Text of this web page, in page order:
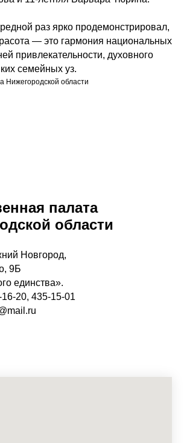
раз ярко продемонстрировал,
— это гармония национальных
привлекательности, духовного
семейных уз.
Нижегородской области
палата
области
Новгород,
9Б
единства».
20, 435-15-01